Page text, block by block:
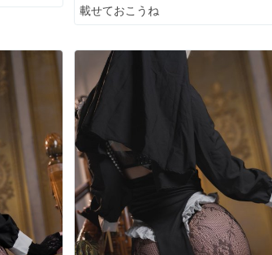
載せておこうね